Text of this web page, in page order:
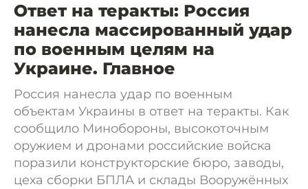
Ответ на теракты: Россия
нанесла массированный удар
по военным целям на
Украине. Главное
Россия нанесла удар по военным
объектам Украины в ответ на теракты. Как
сообщило Минобороны, высокоточным
оружием и дронами российские войска
поразили конструкторские бюро, заводы,
цеха сборки БПЛА и склады Вооружённых